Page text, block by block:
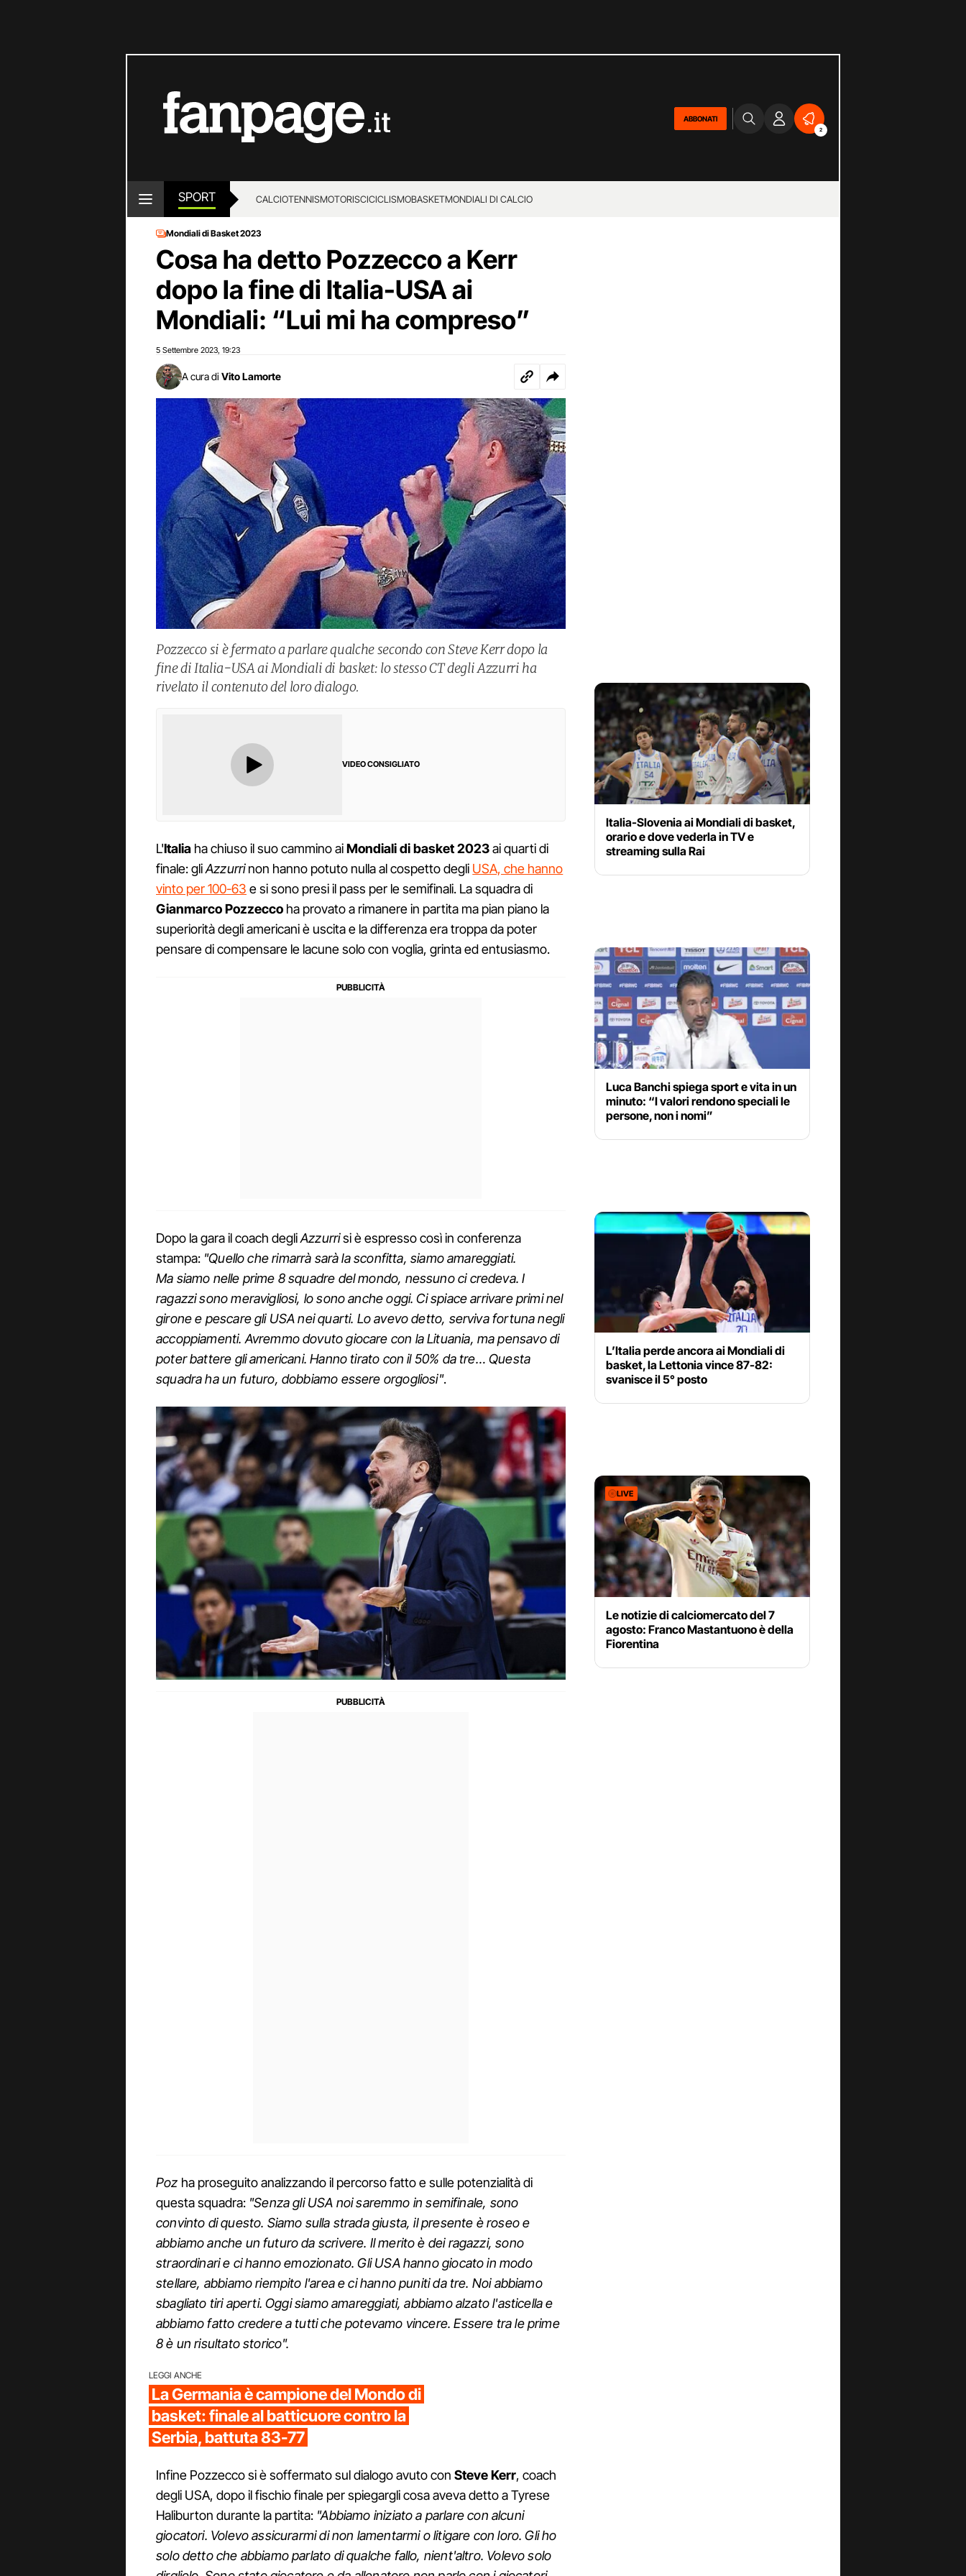
ABBONATI
2
SPORT CALCIOTENNISMOTORISCICICLISMOBASKETMONDIALI DI CALCIO
Mondiali di Basket 2023
Cosa ha detto Pozzecco a Kerr
dopo la fine di Italia-USA ai
Mondiali: “Lui mi ha compreso”
5 Settembre 2023 19:23
A cura di Vito Lamorte
Pozzecco si è fermato a parlare qualche secondo con Steve Kerr dopo la
fine di Italia-USA ai Mondiali di basket: lo stesso CT degli Azzurri ha
rivelato il contenuto del loro dialogo.
VIDEO CONSIGLIATO
L'Italia ha chiuso il suo cammino aiMondiali di basket 2023ai quarti di
finale: gliAzzurrinon hanno potuto nulla al cospetto degli USA, che hanno
vinto per 100-63 e si sono presi il pass per le semifinali. La squadra di
Gianmarco Pozzecco ha provato a rimanere in partita ma pian piano la
superiorità degli americani è uscita e la differenza era troppa da poter
pensare di compensare le lacune solo con voglia, grinta ed entusiasmo.
Dopo la gara il coach degliAzzurrisi è espresso così in conferenza
stampa: "Quello che rimarrà sarà la sconfitta, siamo amareggiati.
Ma siamo nelle prime 8 squadre del mondo, nessuno ci credeva. I
ragazzi sono meravigliosi, lo sono anche oggi. Ci spiace arrivare primi nel
girone e pescare gli USA nei quarti. Lo avevo detto, serviva fortuna negli
accoppiamenti. Avremmo dovuto giocare con la Lituania, ma pensavo di
poter battere gli americani. Hanno tirato con il 50% da tre… Questa
squadra ha un futuro, dobbiamo essere orgogliosi".
Poz ha proseguito analizzando il percorso fatto e sulle potenzialità di
questa squadra: "Senza gli USA noi saremmo in semifinale, sono
convinto di questo. Siamo sulla strada giusta, il presente è roseo e
abbiamo anche un futuro da scrivere. Il merito è dei ragazzi, sono
straordinari e ci hanno emozionato. Gli USA hanno giocato in modo
stellare, abbiamo riempito l'area e ci hanno puniti da tre. Noi abbiamo
sbagliato tiri aperti. Oggi siamo amareggiati, abbiamo alzato l'asticella e
abbiamo fatto credere a tutti che potevamo vincere. Essere tra le prime
8 è un risultato storico".
LEGGI ANCHE
La Germania è campione del Mondo di
basket: finale al batticuore contro la
Serbia, battuta 83-77
Infine Pozzecco si è soffermato sul dialogo avuto con Steve Kerr, coach
degli USA, dopo il fischio finale per spiegargli cosa aveva detto a Tyrese
Haliburton durante la partita: "Abbiamo iniziato a parlare con alcuni
giocatori. Volevo assicurarmi di non lamentarmi o litigare con loro. Gli ho
solo detto che abbiamo parlato di qualche fallo, nient'altro. Volevo solo
Italia-Slovenia ai Mondiali di basket,
orario e dove vederla in TV e
streaming sulla Rai
Luca Banchi spiega sport e vita in un
minuto: “I valori rendono speciali le
persone, non i nomi”
L’Italia perde ancora ai Mondiali di
basket, la Lettonia vince 87-82:
svanisce il 5° posto
LIVE
Le notizie di calciomercato del 7
agosto: Franco Mastantuono è della
Fiorentina